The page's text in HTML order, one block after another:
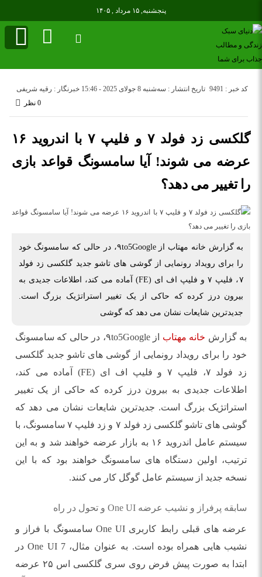
پنجشنبه, ۱۵ مرداد , ۱۴۰۵
تاریخ انتشار : سه‌شنبه 8 جولای 2025 - 15:46 خبرنگار : رقیه شریفی
کد خبر : 9491
0 نظر
گلکسی زد فولد ۷ و فلیپ ۷ با اندروید ۱۶
عرضه می شوند! آیا سامسونگ قواعد بازی
را تغییر می دهد؟
به گزارش خانه مهتاب از ۹to5Google، در حالی که سامسونگ خود
را برای رویداد رونمایی از گوشی های تاشو جدید گلکسی زد فولد
۷، فلیپ ۷ و فلیپ اف ای (FE) آماده می کند، اطلاعات جدیدی به
بیرون درز کرده که حاکی از یک تغییر استراتژیک بزرگ است.
جدیدترین شایعات نشان می دهد که گوشی
به گزارش خانه مهتاب
از ۹to5Google، در حالی که سامسونگ
خود را برای رویداد رونمایی از گوشی های تاشو جدید گلکسی
زد فولد ۷، فلیپ ۷ و فلیپ اف ای (FE) آماده می کند،
اطلاعات جدیدی به بیرون درز کرده که حاکی از یک تغییر
استراتژیک بزرگ است. جدیدترین شایعات نشان می دهد که
گوشی های تاشو گلکسی زد فولد ۷ و زد فلیپ ۷ سامسونگ، با
سیستم عامل اندروید ۱۶ به بازار عرضه خواهند شد و به این
ترتیب، اولین دستگاه های سامسونگ خواهند بود که با این
نسخه جدید از سیستم عامل گوگل کار می کنند.
سابقه پرفراز و نشیب عرضه One UI و تحول در راه
عرضه های قبلی رابط کاربری One UI سامسونگ با فراز و
نشیب هایی همراه بوده است. به عنوان مثال، One UI 7 در
ابتدا به صورت پیش فرض روی سری گلکسی اس ۲۵ عرضه